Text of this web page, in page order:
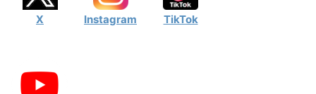
X Instagram TikTok